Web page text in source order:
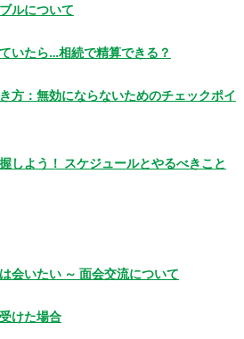
ルについて
いたら…相続で精算できる？
方：無効にならないためのチェックポイ
しよう！ スケジュールとやるべきこと
会いたい ～ 面会交流について
けた場合